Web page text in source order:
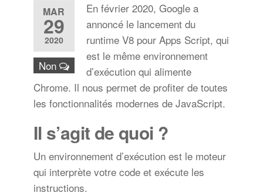
MAR
29
2020
Non
En février 2020, Google a
annoncé le lancement du
runtime V8 pour Apps Script, qui
est le même environnement
d’exécution qui alimente
Chrome. Il nous permet de profiter de toutes
les fonctionnalités modernes de JavaScript.
Il s’agit de quoi ?
Un environnement d’exécution est le moteur
qui interprète votre code et exécute les
instructions.